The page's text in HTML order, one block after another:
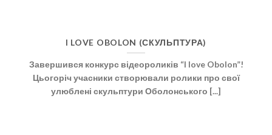
I LOVE OBOLON (СКУЛЬПТУРА)
Завершився конкурс відеороликів “I love Obolon”!
Цьогоріч учасники створювали ролики про свої
улюблені скульптури Оболонського [...]